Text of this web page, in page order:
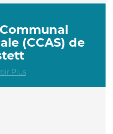
(CCAS) de
Plus